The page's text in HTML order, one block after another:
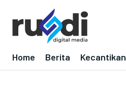
Home Berita Kecantikan